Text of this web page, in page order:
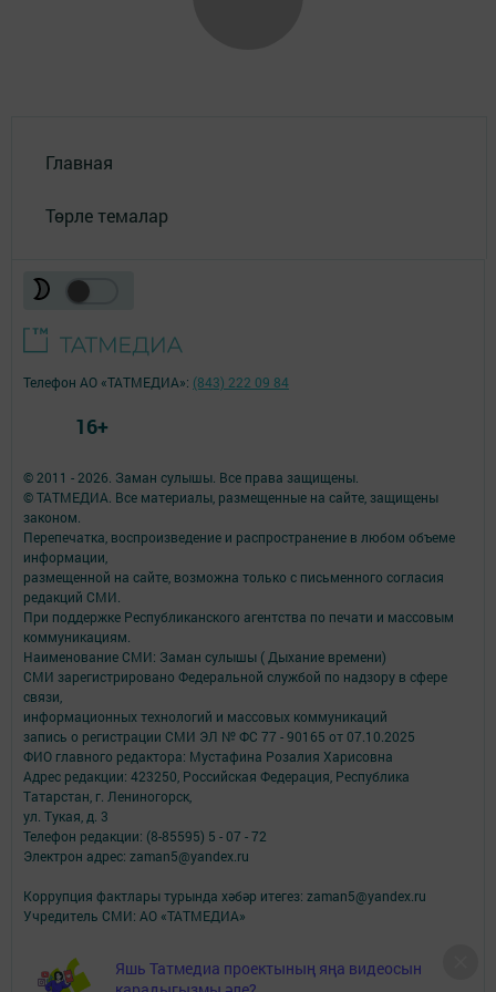
Главная
Төрле темалар
Яшь Татмедиа проектының яңа видеосын
© 2011 - 2026. Заман сулышы. Все права защищены.
© ТАТМЕДИА. Все материалы, размещенные на сайте, защищены
законом.
Перепечатка, воспроизведение и распространение в любом объеме
информации,
размещенной на сайте, возможна только с письменного согласия
редакций СМИ.
При поддержке Республиканского агентства по печати и массовым
коммуникациям.
Наименование СМИ: Заман сулышы ( Дыхание времени)
СМИ зарегистрировано Федеральной службой по надзору в сфере
связи,
информационных технологий и массовых коммуникаций
запись о регистрации СМИ ЭЛ № ФС 77 - 90165 от 07.10.2025
ФИО главного редактора: Мустафина Розалия Харисовна
Адрес редакции: 423250, Российская Федерация, Республика
Татарстан, г. Лениногорск,
ул. Тукая, д. 3
Телефон редакции: (8-85595) 5 - 07 - 72
Электрон адрес: zaman5@yandex.ru
Коррупция фактлары турында хәбәр итегез: zaman5@yandex.ru
Учредитель СМИ: АО «ТАТМЕДИА»
Антикоррупционная политика
АО «ТАТМЕДИА» использует «cookie»для персонализации сервисов и
Телефон АО «ТАТМЕДИА»: (843) 222 09 84
16+